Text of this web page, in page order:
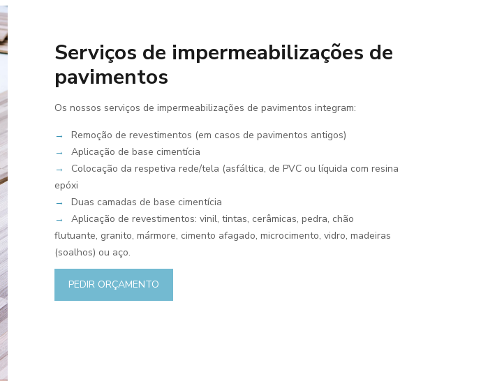
Serviços de impermeabilizações de
pavimentos
Os nossos serviços de impermeabilizações de pavimentos integram:
→
Remoção de revestimentos (em casos de pavimentos antigos)
→
Aplicação de base cimentícia
→
Colocação da respetiva rede/tela (asfáltica, de PVC ou líquida com resina
epóxi
→
Duas camadas de base cimentícia
→
Aplicação de revestimentos: vinil, tintas, cerâmicas, pedra, chão
flutuante, granito, mármore, cimento afagado, microcimento, vidro, madeiras
(soalhos) ou aço.
PEDIR ORÇAMENTO